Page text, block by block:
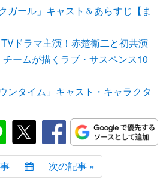
ガール」キャスト＆あらすじ【ま
ドラマ主演！赤楚衛二と初共演
ームが描くラブ・サスペンス10
ンタイム」キャスト・キャラクタ
次の記事 »